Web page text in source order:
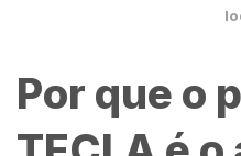
Por que o